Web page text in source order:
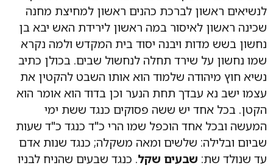
לנשיאים ראשון לברכת כהנים ראשון למחיצת מחנה
שכינה ראשון לאיסור במה ראשון לירידת האש יבא בן
נחשון בשש מדות ויבנה יסוד בית המקדש ולמה נקרא
שמו נחשון על שירד תחלה לנחשול שבים. בכולן כתיב
נשיא חוץ מיהודה שלמוד הוא אותו השבט להקטין את
עצמו ישב נא עבדך תחת הנער וכן בדוד הוא אומר הוא
הקטן. בכל אחד יש ששה פסוקים כנגד ששת ימי
המעשה ובכל אחד הוכפל שמו הרי כ"ד כנגד כ"ד שעות
שביום ובלילה: שלשים ומאה משקלה; כנגד שנות אדם
עד שנולד שת: שבעים שקל. כנגד שבעים שהניח לבניו